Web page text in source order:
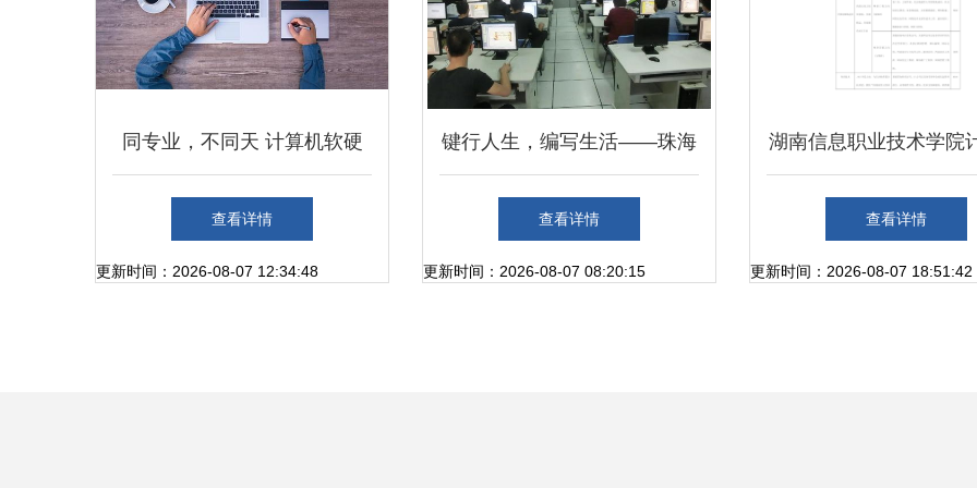
同专业，不同天 计算机软硬
件技术开发专业在高校间的显
著差异
查看详情
更新时间：2026-08-07 12:34:48
键行人生，编写生活——珠海
市工贸技工学校商务软件开发
与应用专业的技术之道
查看详情
更新时间：2026-08-07 08:20:15
湖南信息职业技术学院
软硬件技术开发专业设
费标准详解
查看详情
更新时间：2026-08-07 18:51:42